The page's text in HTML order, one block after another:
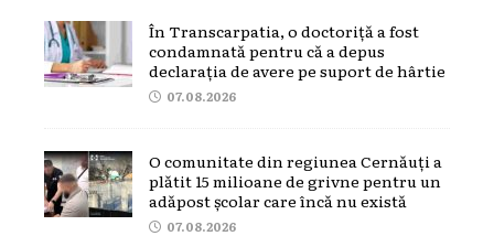
În Transcarpatia, o doctoriță a fost
condamnată pentru că a depus
declarația de avere pe suport de hârtie
07.08.2026
O comunitate din regiunea Cernăuți a
plătit 15 milioane de grivne pentru un
adăpost școlar care încă nu există
07.08.2026